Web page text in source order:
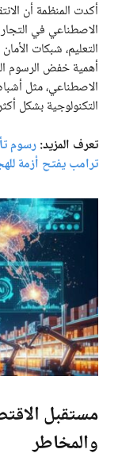
أكدت المنظمة أن
الاصطناعي في
التعليم، شبكات
أهمية خفض الرسوم
الاصطناعي، مثل
التكنولوجية بشكل
تعرف المزيد:
ترامب يفتح أزمة
مستقبل
والمخاطر